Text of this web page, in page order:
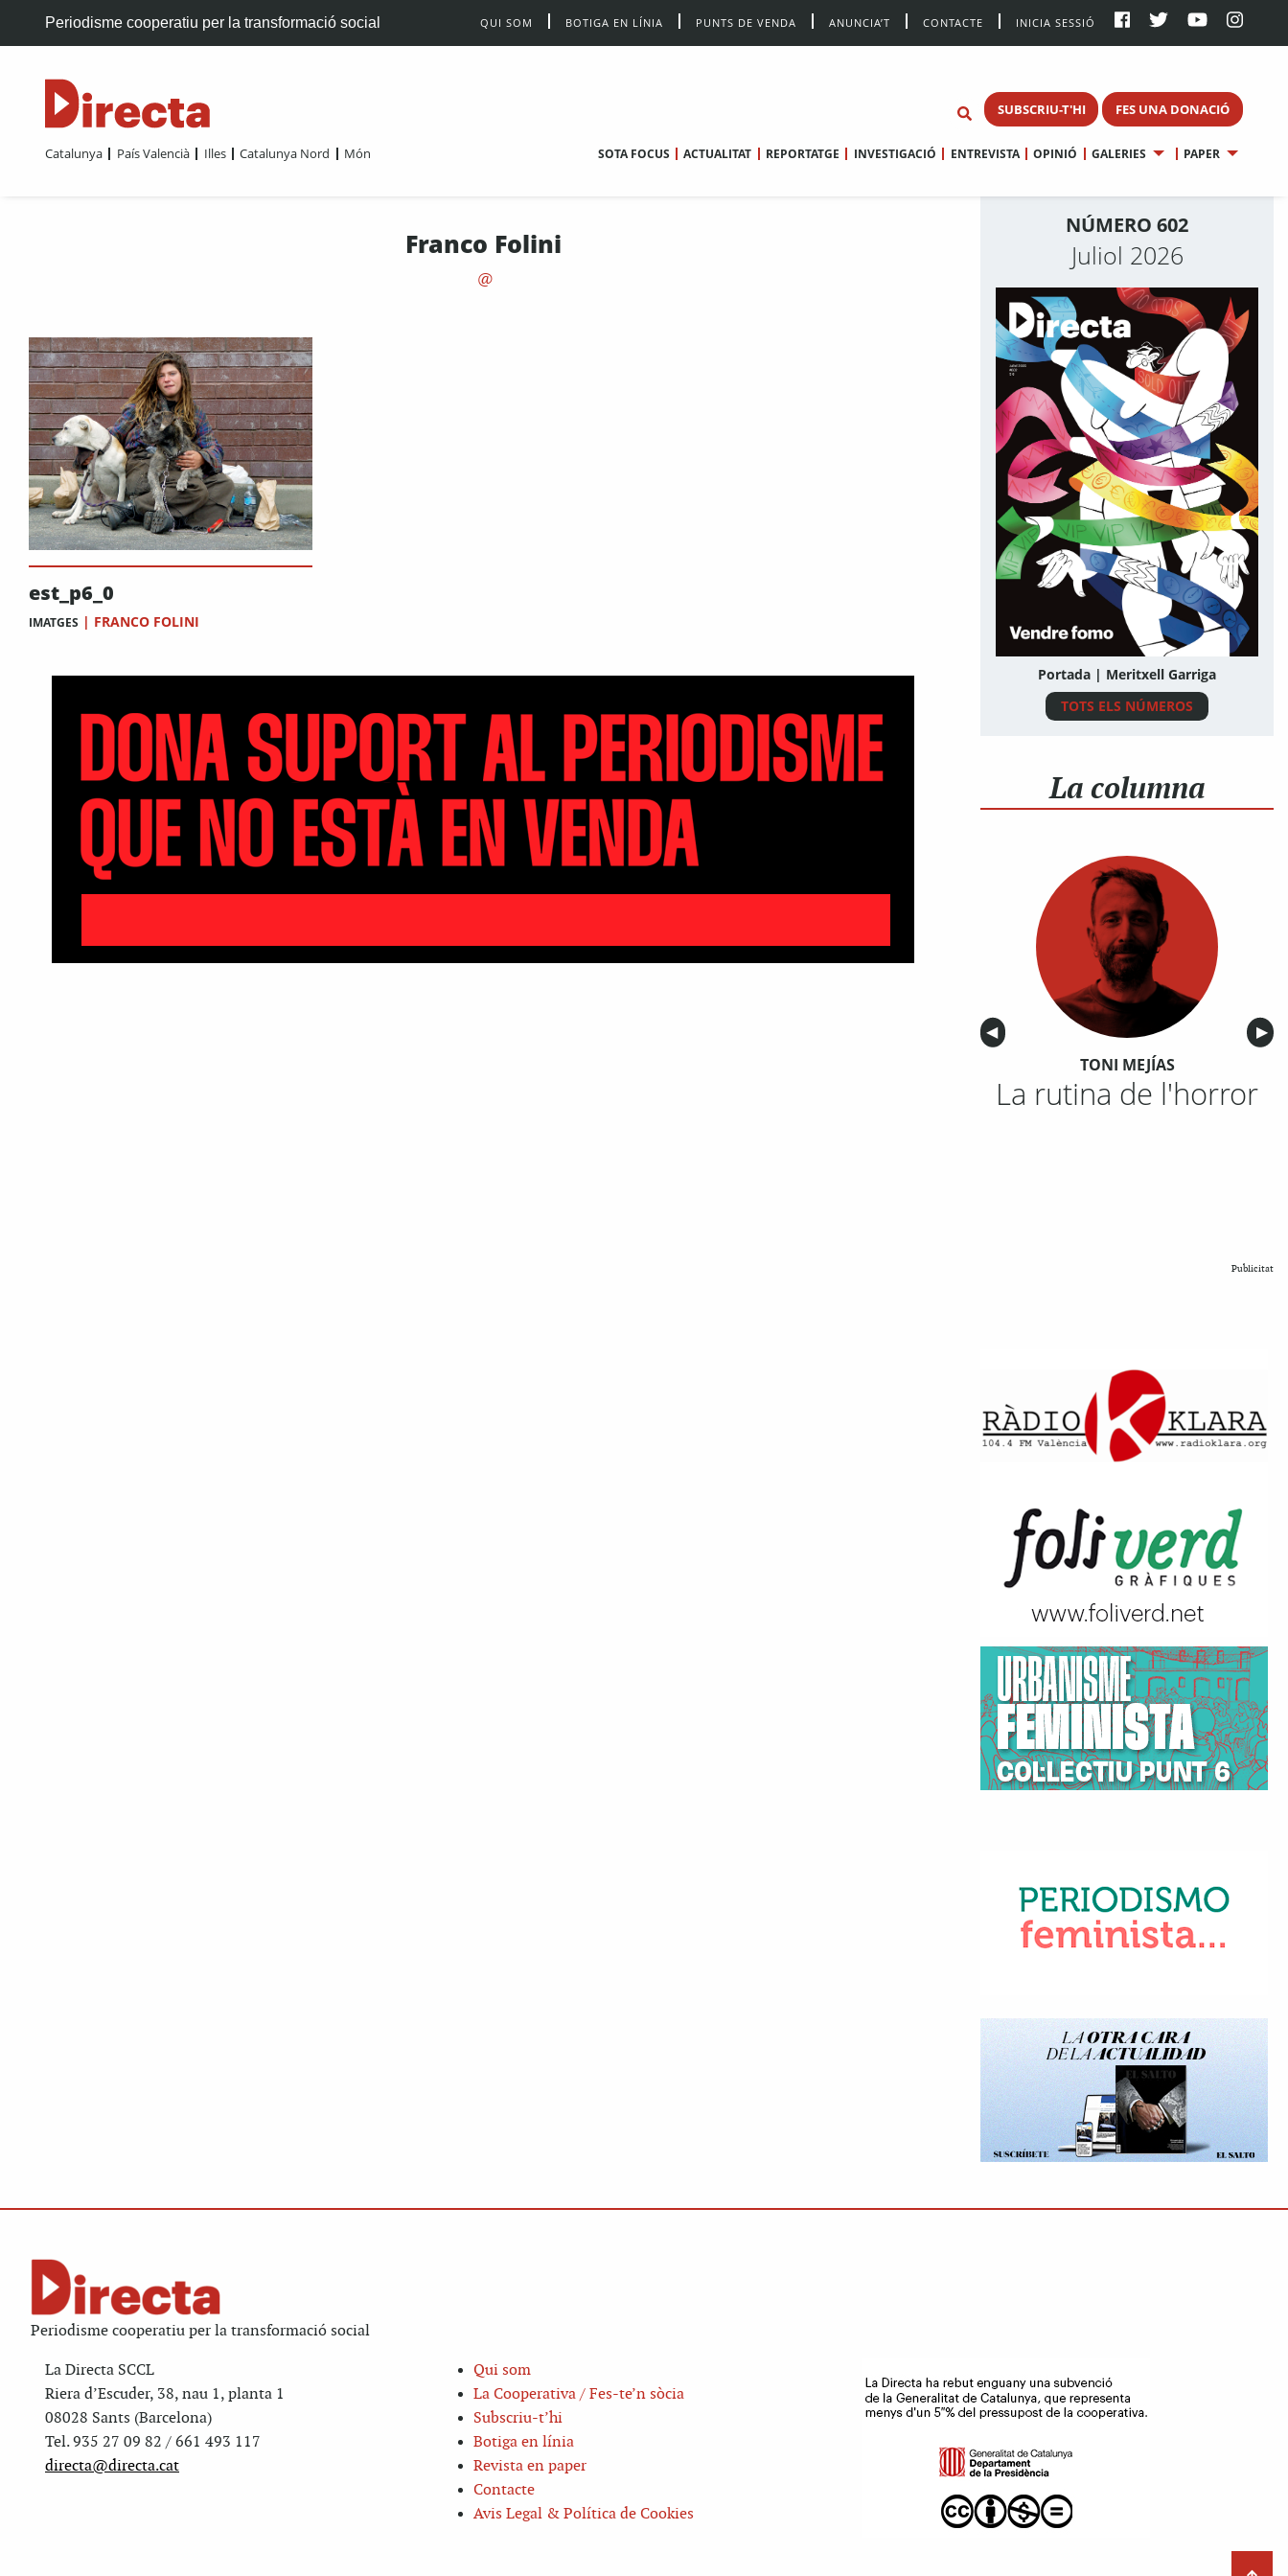
Periodisme cooperatiu per la transformació social QUI SOM BOTIGA EN LÍNIA PUNTS DE VENDA ANUNCIA’T CONTACTE INICIA SESSIÓ
SUBSCRIU-T'HI FES UNA DONACIÓ
Catalunya País Valencià Illes Catalunya Nord Món SOTA FOCUS ACTUALITAT REPORTATGE INVESTIGACIÓ ENTREVISTA OPINIÓ GALERIES PAPER
Franco Folini
est_p6_0
IMATGES | FRANCO FOLINI
NÚMERO 602
Juliol 2026
Portada | Meritxell Garriga
TOTS ELS NÚMEROS
La columna
Anterior
◀︎ ▶︎
TONI MEJÍAS
La rutina de l'horror
Publicitat
Periodisme cooperatiu per la transformació social
La Directa SCCL
Riera d’Escuder, 38, nau 1, planta 1
08028 Sants (Barcelona)
Tel. 935 27 09 82 / 661 493 117
directa@directa.cat
Qui som
La Cooperativa / Fes-te’n sòcia
Subscriu-t’hi
Botiga en línia
Revista en paper
Contacte
Avis Legal & Política de Cookies